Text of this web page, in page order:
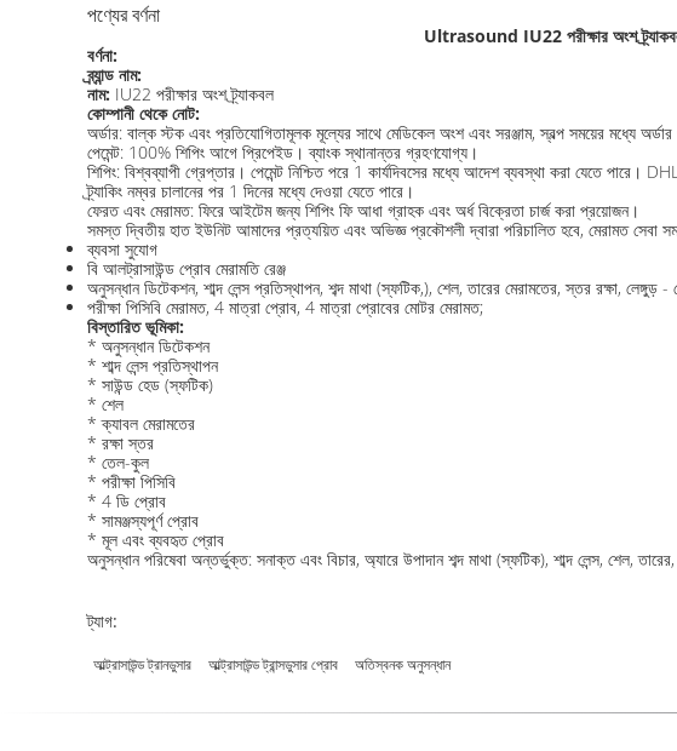
পণ্যের বর্ণনা
Ultrasound IU22 পরীক্ষার অংশ
বর্ণনা:
ব্র্যান্ড নাম:
নাম: IU22 পরীক্ষার অংশ ট্র্যাকবল
কোম্পানী থেকে নোট:
অর্ডার: বাল্ক স্টক এবং প্রতিযোগিতামূলক মূল্যের সাথে মেডিকেল অংশ এবং সরঞ্জাম, স্বল্প সময়ের মধ্যে
পেমেন্ট: 100% শিপিং আগে প্রিপেইড। ব্যাংক স্থানান্তর গ্রহণযোগ্য।
শিপিং: বিশ্বব্যাপী গ্রেপ্তার। পেমেন্ট নিশ্চিত পরে 1 কার্যদিবসের মধ্যে আদেশ ব্যবস্থা করা যেতে
ট্র্যাকিং নম্বর চালানের পর 1 দিনের মধ্যে দেওয়া যেতে পারে।
ফেরত এবং মেরামত: ফিরে আইটেম জন্য শিপিং ফি আধা গ্রাহক এবং অর্ধ বিক্রেতা চার্জ করা প্রয়োজন।
সমস্ত দ্বিতীয় হাত ইউনিট আমাদের প্রত্যয়িত এবং অভিজ্ঞ প্রকৌশলী দ্বারা পরিচালিত হবে, মেরামত সেবা
ব্যবসা সুযোগ
বি আলট্রাসাউন্ড প্রোব মেরামতি রেঞ্জ
অনুসন্ধান ডিটেকশন, শাব্দ লেন্স প্রতিস্থাপন, শব্দ মাথা (স্ফটিক,), শেল, তারের মেরামতের, স্তর রক্ষা, লেঙ্গুড়
পরীক্ষা পিসিবি মেরামত, 4 মাত্রা প্রোব, 4 মাত্রা প্রোবের মোটর মেরামত;
বিস্তারিত ভূমিকা:
* অনুসন্ধান ডিটেকশন
* শাব্দ লেন্স প্রতিস্থাপন
* সাউন্ড হেড (স্ফটিক)
* শেল
* ক্যাবল মেরামতের
* রক্ষা স্তর
* তেল-কুল
* পরীক্ষা পিসিবি
* 4 ডি প্রোব
* সামঞ্জস্যপূর্ণ প্রোব
* মূল এবং ব্যবহৃত প্রোব
অনুসন্ধান পরিষেবা অন্তর্ভুক্ত: সনাক্ত এবং বিচার, অ্যারে উপাদান শব্দ মাথা (স্ফটিক), শাব্দ লেন্স, শেল,
ট্যাগ:
আল্ট্রাসাউন্ড ট্রানডুসার আল্ট্রাসাউন্ড ট্রান্সডুসার প্রোব অতিস্বনক অনুসন্ধান